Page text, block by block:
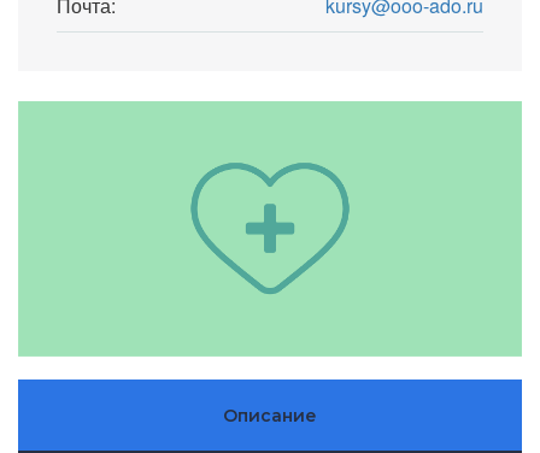
Почта:
kursy@ooo-ado.ru
Описание